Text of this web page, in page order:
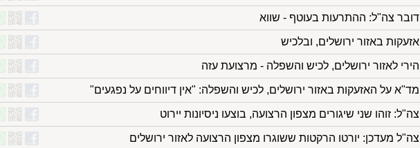
דובר צה"ל: ההתרעות בעוטף - שווא
אזעקות באזור ירושלים, ובלכיש
הירי לאזור ירושלים, לכיש והשפלה - מרצועת עזה
מד"א על האזעקות באזור ירושלים, לכיש והשפלה: "אין דיווחים על נפגעים"
צה"ל: זוהו שני שיגורים מצפון הרצועה, בוצעו ניסיונות יירוט
צה"ל מעדכן: יורטו הרקטות ששוגרו מצפון הרצועה לאזור ירושלים